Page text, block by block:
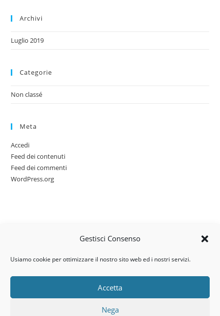
Gestisci Consenso
Usiamo cookie per ottimizzare il nostro sito web ed i nostri servizi.
Accetta
Nega
Archivi
Luglio 2019
Categorie
Non classé
Meta
Accedi
Feed dei contenuti
Feed dei commenti
WordPress.org
Via dell’artigianato, 14 – 31030